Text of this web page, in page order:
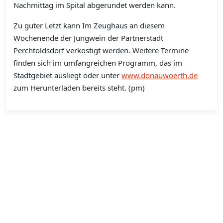
Nachmittag im Spital abgerundet werden kann.
Zu guter Letzt kann Im Zeughaus an diesem
Wochenende der Jungwein der Partnerstadt
Perchtoldsdorf verköstigt werden. Weitere Termine
finden sich im umfangreichen Programm, das im
Stadtgebiet ausliegt oder unter www.donauwoerth.de
zum Herunterladen bereits steht. (pm)